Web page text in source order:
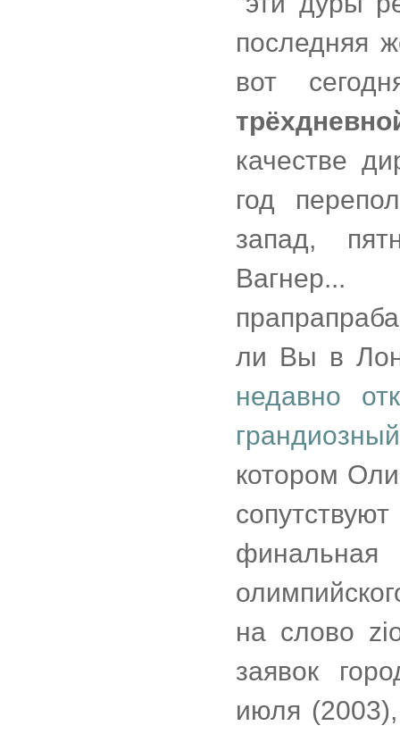
последняя
вот
качестве
год
запад,
ли Вы в
недавно
котором
на слово
заявок
июля